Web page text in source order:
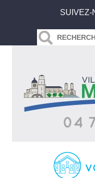
SUIVEZ-